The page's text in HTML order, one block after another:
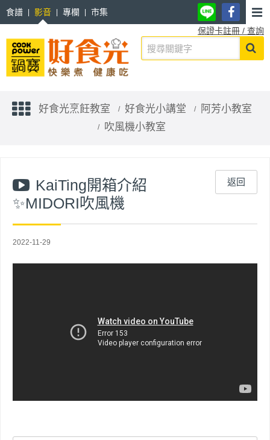
食譜 影音 專欄
市集
保證卡註冊 / 查詢
好食光烹飪教室 好食光小講堂
阿芳小教室
吹風機小教室
KaiTing開箱介紹
✨MIDORI吹風機
返回
2022-11-29